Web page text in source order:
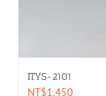
ITYS-2101
NT$1,450